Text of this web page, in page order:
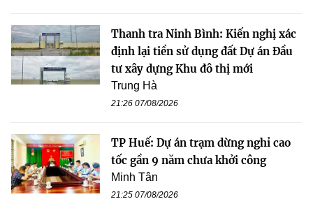
Thanh tra Ninh Bình: Kiến nghị xác
định lại tiền sử dụng đất Dự án Đầu
tư xây dựng Khu đô thị mới
Trung Hà
21:26 07/08/2026
TP Huế: Dự án trạm dừng nghỉ cao
tốc gần 9 năm chưa khởi công
Minh Tân
21:25 07/08/2026